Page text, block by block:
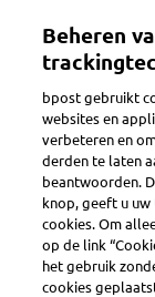
inhoud
Zoeken
Productcode
Beheren
bpost gebruikt
websites en
verbeteren en
derden te laten
beantwoorden.
knop, geeft u
cookies. Om
op de link
het gebruik
cookies